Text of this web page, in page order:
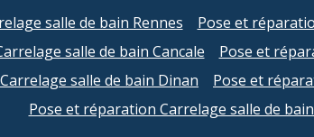
salle de bain Rennes Pose et
salle de bain Cancale
Pose et
salle de bain Dinan
Pose et
Pose et réparation Carrelage salle de